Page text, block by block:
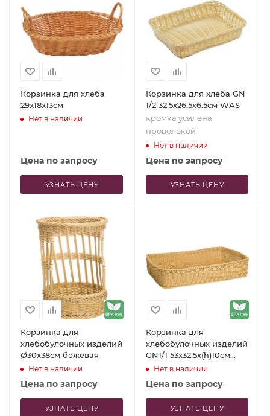
Корзинка для хлеба
29x18x13см
Нет в наличии
Цена по запросу
УЗНАТЬ ЦЕНУ
Корзинка для хлеба GN
1/2 32.5x26.5x6.5см WAS
кромка усилена
проволокой
Нет в наличии
Цена по запросу
УЗНАТЬ ЦЕНУ
Корзинка для
хлебобулочных изделий
Ø30x38см бежевая
Нет в наличии
Цена по запросу
УЗНАТЬ ЦЕНУ
Корзинка для
хлебобулочных изделий
GN1/1 53x32.5x(h)10см
св.бежевая
Нет в наличии
Цена по запросу
УЗНАТЬ ЦЕНУ